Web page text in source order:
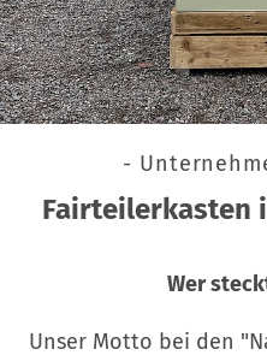
-
Fairteilerkasten
Wer
Unser Motto bei den